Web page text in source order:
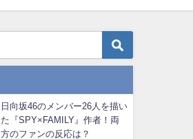
日向坂46のメンバー26人を描い
た『SPY×FAMILY』作者！両
方のファンの反応は？